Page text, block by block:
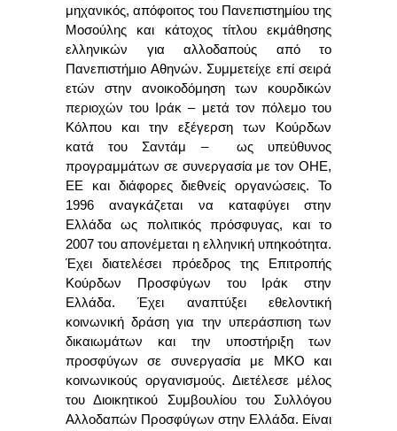
μηχανικός, απόφοιτος του Πανεπιστημίου της
Μοσούλης και κάτοχος τίτλου εκμάθησης
ελληνικών για αλλοδαπούς από το
Πανεπιστήμιο Αθηνών. Συμμετείχε επί σειρά
ετών στην ανοικοδόμηση των κουρδικών
περιοχών του Ιράκ – μετά τον πόλεμο του
Κόλπου και την εξέγερση των Κούρδων
κατά του Σαντάμ – ως υπεύθυνος
προγραμμάτων σε συνεργασία με τον ΟΗΕ,
EE και διάφορες διεθνείς οργανώσεις. Το
1996 αναγκάζεται να καταφύγει στην
Ελλάδα ως πολιτικός πρόσφυγας, και το
2007 του απονέμεται η ελληνική υπηκοότητα.
Έχει διατελέσει πρόεδρος της Επιτροπής
Κούρδων Προσφύγων του Ιράκ στην
Ελλάδα. Έχει αναπτύξει εθελοντική
κοινωνική δράση για την υπεράσπιση των
δικαιωμάτων και την υποστήριξη των
προσφύγων σε συνεργασία με ΜΚΟ και
κοινωνικούς οργανισμούς. Διετέλεσε μέλος
του Διοικητικού Συμβουλίου του Συλλόγου
Αλλοδαπών Προσφύγων στην Ελλάδα. Είναι